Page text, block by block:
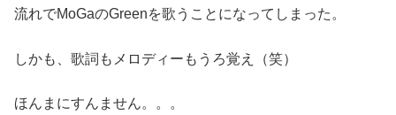
流れでMoGaのGreenを歌うことになってしまった。
しかも、歌詞もメロディーもうろ覚え（笑）
ほんまにすんません。。。